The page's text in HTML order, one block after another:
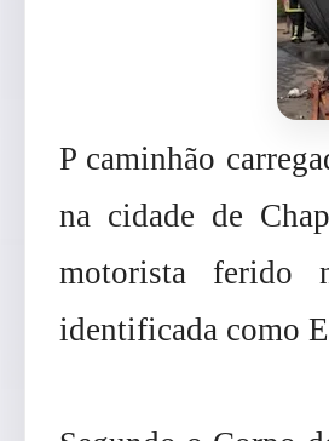
P caminhão
na cidade de
motorista ferido
identificada como